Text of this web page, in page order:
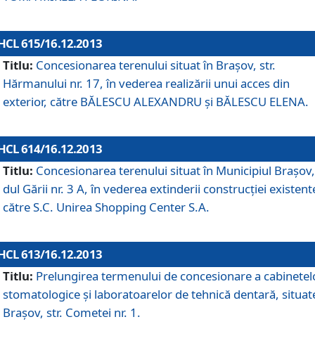
615/16.12.2013
Titlu: Concesionarea terenului situat în Braşov, str.
Hărmanului nr. 17, în vederea realizării unui acces din
exterior, către BĂLESCU ALEXANDRU şi BĂLESCU ELENA.
614/16.12.2013
Titlu: Concesionarea terenului situat în Municipiul
dul Gării nr. 3 A, în vederea extinderii construcţiei
către S.C. Unirea Shopping Center S.A.
613/16.12.2013
Titlu: Prelungirea termenului de concesionare a
stomatologice şi laboratoarelor de tehnică dentară,
Braşov, str. Cometei nr. 1.